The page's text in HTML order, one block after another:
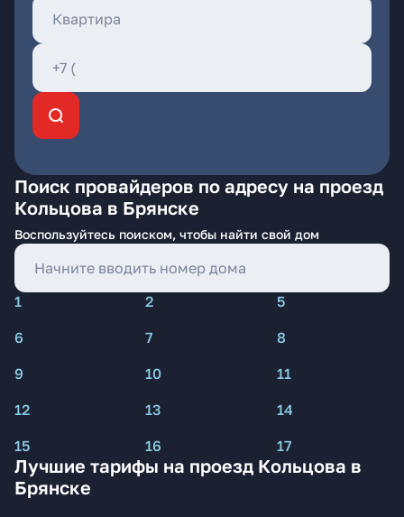
Поиск провайдеров по адресу на проезд
Кольцова в Брянске
Воспользуйтесь поиском, чтобы найти свой дом
1 2
5
6
7
8
9
10
11
12
13
14
15
16 17
Лучшие тарифы на проезд Кольцова в
Брянске